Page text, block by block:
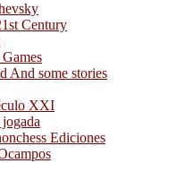
Century
And some stories
XXI
Ediciones